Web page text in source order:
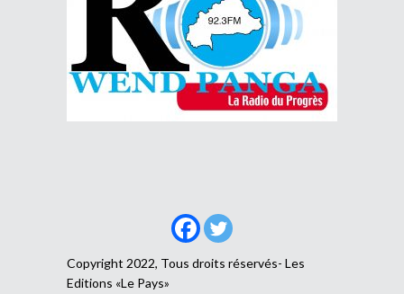
Copyright 2022, Tous droits réservés- Les
Editions «Le Pays»